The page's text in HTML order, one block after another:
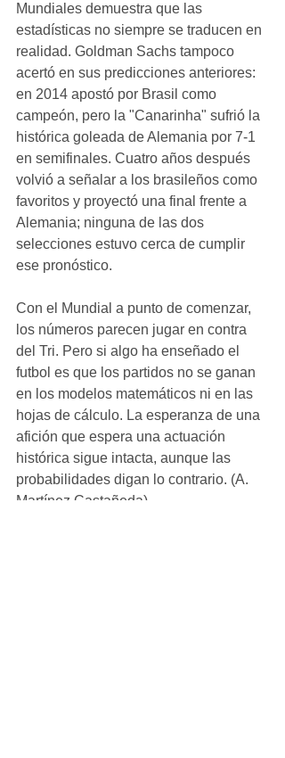
Mundiales demuestra que las
estadísticas no siempre se traducen en
realidad. Goldman Sachs tampoco
acertó en sus predicciones anteriores:
en 2014 apostó por Brasil como
campeón, pero la "Canarinha" sufrió la
histórica goleada de Alemania por 7-1
en semifinales. Cuatro años después
volvió a señalar a los brasileños como
favoritos y proyectó una final frente a
Alemania; ninguna de las dos
selecciones estuvo cerca de cumplir
ese pronóstico.
Con el Mundial a punto de comenzar,
los números parecen jugar en contra
del Tri. Pero si algo ha enseñado el
futbol es que los partidos no se ganan
en los modelos matemáticos ni en las
hojas de cálculo. La esperanza de una
afición que espera una actuación
histórica sigue intacta, aunque las
probabilidades digan lo contrario. (A.
Martínez Castañeda)